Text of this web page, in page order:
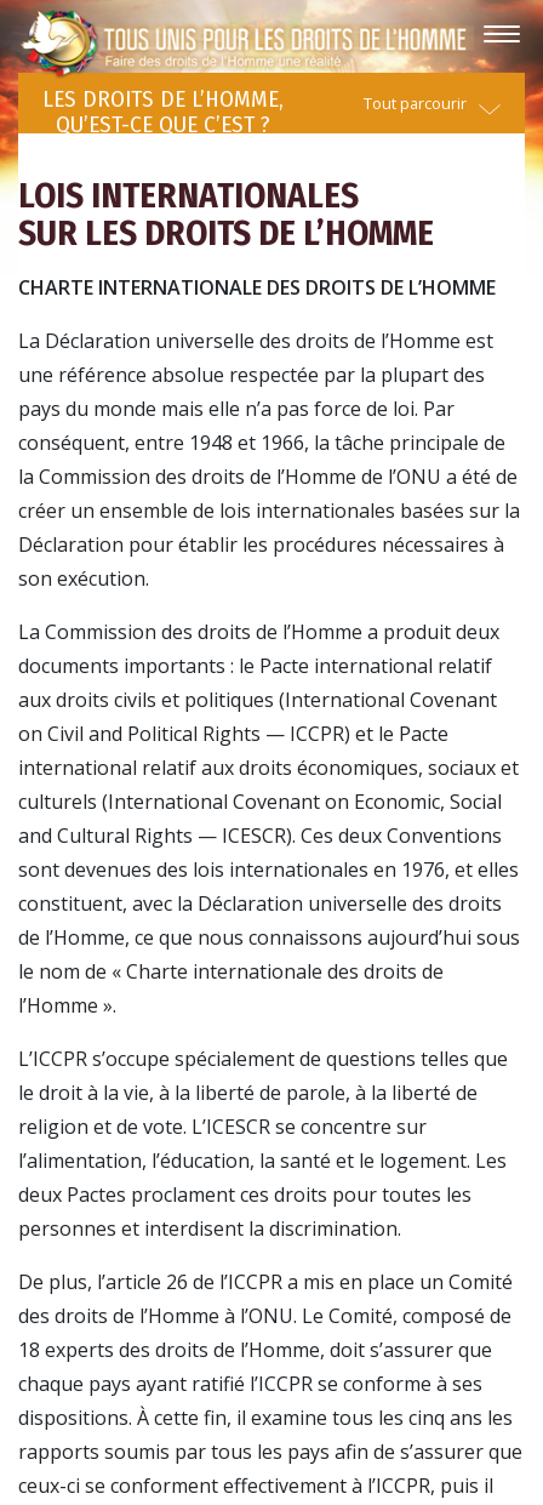
LES DROITS DE L’HOMME,
QU’EST-CE QUE C’EST ?
Tout parcourir
LOIS INTERNATIONALES
SUR LES DROITS DE L’HOMME
CHARTE INTERNATIONALE DES DROITS DE L’HOMME
La Déclaration universelle des droits de l’Homme est
une référence absolue respectée par la plupart des
pays du monde mais elle n’a pas force de loi. Par
conséquent, entre 1948 et 1966, la tâche principale de
la Commission des droits de l’Homme de l’ONU a été de
créer un ensemble de lois internationales basées sur la
Déclaration pour établir les procédures nécessaires à
son exécution.
La Commission des droits de l’Homme a produit deux
documents importants : le Pacte international relatif
aux droits civils et politiques (International Covenant
on Civil and Political Rights — ICCPR) et le Pacte
international relatif aux droits économiques, sociaux et
culturels (International Covenant on Economic, Social
and Cultural Rights — ICESCR). Ces deux Conventions
sont devenues des lois internationales en 1976, et elles
constituent, avec la Déclaration universelle des droits
de l’Homme, ce que nous connaissons aujourd’hui sous
le nom de « Charte internationale des droits de
l’Homme ».
L’ICCPR s’occupe spécialement de questions telles que
le droit à la vie, à la liberté de parole, à la liberté de
religion et de vote. L’ICESCR se concentre sur
l’alimentation, l’éducation, la santé et le logement. Les
deux Pactes proclament ces droits pour toutes les
personnes et interdisent la discrimination.
De plus, l’article 26 de l’ICCPR a mis en place un Comité
des droits de l’Homme à l’ONU. Le Comité, composé de
18 experts des droits de l’Homme, doit s’assurer que
chaque pays ayant ratifié l’ICCPR se conforme à ses
dispositions. À cette fin, il examine tous les cinq ans les
rapports soumis par tous les pays afin de s’assurer que
ceux-ci se conforment effectivement à l’ICCPR, puis il